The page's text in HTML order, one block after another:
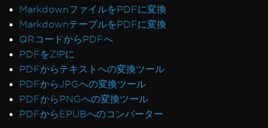
MarkdownファイルをPDFに変換
MarkdownテーブルをPDFに変換
QRコードからPDFへ
PDFをZIPに
PDFからテキストへの変換ツール
PDFからJPGへの変換ツール
PDFからPNGへの変換ツール
PDFからEPUBへのコンバーター